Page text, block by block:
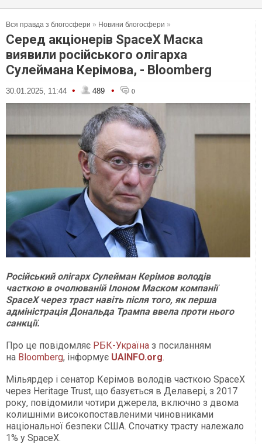
Вся правда з блогосфери » Новини блогосфери »
Серед акціонерів SpaceX Маска
виявили російського олігарха
Сулеймана Керімова, - Bloomberg
30.01.2025, 11:44 • 489 • 0
Російський олігарх Сулейман Керімов володів
часткою в очолюваній Ілоном Маском компанії
SpaceX через траст навіть після того, як перша
адміністрація Дональда Трампа ввела проти нього
санкції.
Про це повідомляє РБК-Україна з посиланням
на Bloomberg, інформує UAINFO.org.
Мільярдер і сенатор Керімов володів часткою SpaceX
через Heritage Trust, що базується в Делавері, з 2017
року, повідомили чотири джерела, включно з двома
колишніми високопоставленими чиновниками
національної безпеки США. Спочатку трасту належало
1% у SpaceX.